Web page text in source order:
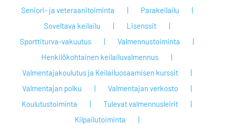
Seniori- ja veteraanitoiminta
Parakeilailu
Soveltava keilailu
Lisenssit
Sporttiturva-vakuutus
Valmennustoiminta
Henkilökohtainen keilailuvalmennus
Valmentajakoulutus ja Keilailuosaamisen kurssit
Valmentajan polku
Valmentajan verkosto
Koulutustoiminta
Tulevat valmennusleirit
Kilpailutoiminta